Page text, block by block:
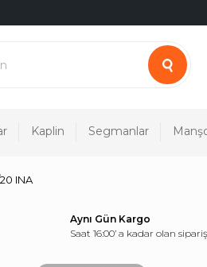
Kaplin Segmanlar
INA
Aynı Gün Kargo
Saat 16:00’ a kadar olan